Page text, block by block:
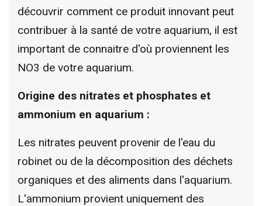
découvrir comment ce produit innovant peut
contribuer à la santé de votre aquarium, il est
important de connaitre d'où proviennent les
NO3 de votre aquarium.
Origine des nitrates et phosphates et
ammonium en aquarium :
Les nitrates peuvent provenir de l'eau du
robinet ou de la décomposition des déchets
organiques et des aliments dans l'aquarium.
L'ammonium provient uniquement des